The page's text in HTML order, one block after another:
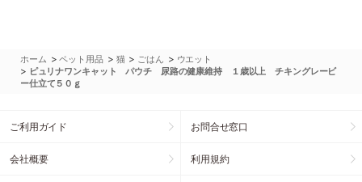
ホーム >ペット用品 > 猫 > ごはん > ウエット
> ピュリナワンキャット パウチ 尿路の健康維持 １歳以上 チキングレービ
ー仕立て５０ｇ
ご利用ガイド お問合せ窓口
会社概要 利用規約